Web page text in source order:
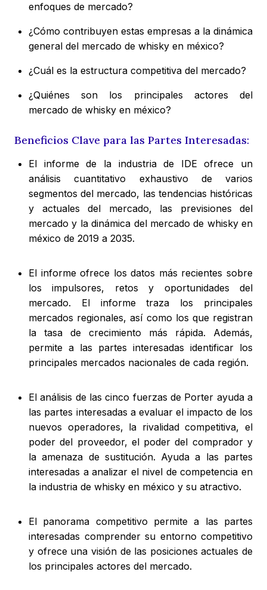
enfoques de mercado?
¿Cómo contribuyen estas empresas a la dinámica
general del mercado de whisky en méxico?
¿Cuál es la estructura competitiva del mercado?
¿Quiénes son los principales actores del
mercado de whisky en méxico?
Beneficios Clave para las Partes Interesadas:
El informe de la industria de IDE ofrece un
análisis cuantitativo exhaustivo de varios
segmentos del mercado, las tendencias históricas
y actuales del mercado, las previsiones del
mercado y la dinámica del mercado de whisky en
méxico de 2019 a 2035.
El informe ofrece los datos más recientes sobre
los impulsores, retos y oportunidades del
mercado. El informe traza los principales
mercados regionales, así como los que registran
la tasa de crecimiento más rápida. Además,
permite a las partes interesadas identificar los
principales mercados nacionales de cada región.
El análisis de las cinco fuerzas de Porter ayuda a
las partes interesadas a evaluar el impacto de los
nuevos operadores, la rivalidad competitiva, el
poder del proveedor, el poder del comprador y
la amenaza de sustitución. Ayuda a las partes
interesadas a analizar el nivel de competencia en
la industria de whisky en méxico y su atractivo.
El panorama competitivo permite a las partes
interesadas comprender su entorno competitivo
y ofrece una visión de las posiciones actuales de
los principales actores del mercado.